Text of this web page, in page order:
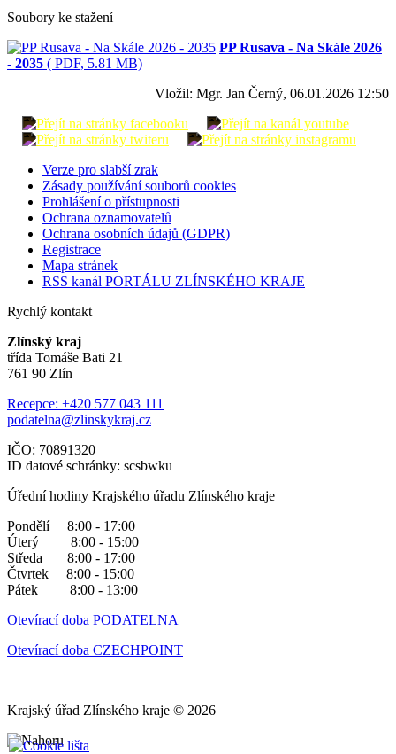
Soubory ke stažení
PP Rusava - Na Skále 2026
- 2035 ( PDF, 5.81 MB)
Vložil: Mgr. Jan Černý, 06.01.2026 12:50
Verze pro slabší zrak
Zásady používání souborů cookies
Prohlášení o přístupnosti
Ochrana oznamovatelů
Ochrana osobních údajů (GDPR)
Registrace
Mapa stránek
RSS kanál PORTÁLU ZLÍNSKÉHO KRAJE
Rychlý kontakt
Zlínský kraj
třída Tomáše Bati 21
761 90 Zlín
Recepce: +420 577 043 111
podatelna@zlinskykraj.cz
IČO: 70891320
ID datové schránky: scsbwku
Úřední hodiny Krajského úřadu Zlínského kraje
Pondělí 8:00 - 17:00
Úterý 8:00 - 15:00
Středa 8:00 - 17:00
Čtvrtek 8:00 - 15:00
Pátek 8:00 - 13:00
Otevírací doba PODATELNA
Otevírací doba CZECHPOINT
Krajský úřad Zlínského kraje © 2026